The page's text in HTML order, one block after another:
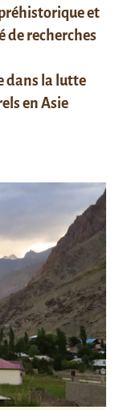
et
de recherches
dans la lutte
en Asie